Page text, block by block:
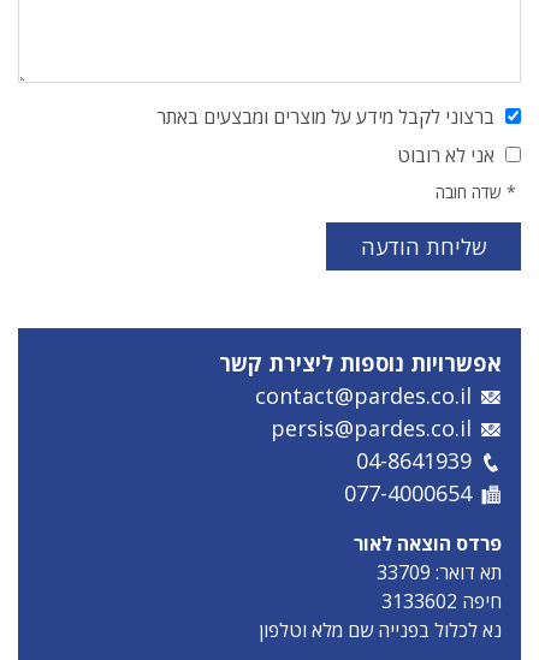
ברצוני לקבל מידע על מוצרים ומבצעים באתר
אני לא רובוט
* שדה חובה
אפשרויות נוספות ליצירת קשר
דואר אלקטרוני
contact@pardes.co.il
דואר אלקטרוני
persis@pardes.co.il
טלפון
04-8641939
פקס
077-4000654
פרדס הוצאה לאור
תא דואר: 33709
חיפה 3133602
נא לכלול בפנייה שם מלא וטלפון